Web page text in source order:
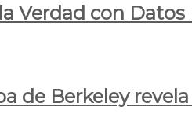
Verdad con Datos
Berkeley